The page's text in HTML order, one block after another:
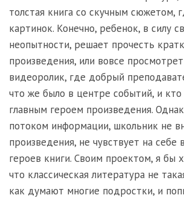
толстая книга со скучным сюжетом,
картинок. Конечно, ребенок, в силу
неопытности, решает прочесть
произведения, или вовсе
видеоролик, где добрый
что же было в центре событий, и кто
главным героем произведения.
потоком информации, школьник не
произведения, не чувствует на себе
героев книги. Своим проектом, я бы
что классическая литература не
как думают многие подростки, и